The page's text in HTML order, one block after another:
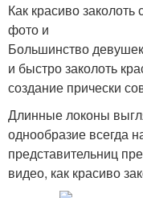
Как красиво
фото и
Большинство
и быстро заколоть
создание прически
Длинные локоны
однообразие всегда
представительниц
видео, как красиво